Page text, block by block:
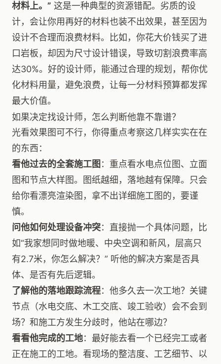
材料上。” 这是一种典型的资源错配。劣质的设
计，会让你用再好的材料也装不出效果，甚至因为
设计不合理而浪费材料。比如，你花大价钱买了进
口岩板，却因为尺寸设计错误，导致切割浪费率高
达30%。好的设计师，能通过合理的规划，帮你优
化材料用量，避免浪费，让每一分材料预算都发挥
最大价值。
如果决定找设计师，怎么判断他靠不靠谱？
光看效果图可不行，你得重点考察这几样实实在在
的东西：
看他过去的全套施工图 ：重点看水电点位图、立面
图和节点大样图。图纸越细，落地越有保障。只会
给你看漂亮渲染图，拿不出详细施工图的，要谨
慎。
问他如何处理设备冲突：直接抛一个具体问题，比
如“我家想同时做地暖、中央空调和新风，层高只
有2.7米，你怎么解决？” 听他的解决方案是否具
体、是否有先后逻辑。
了解他的落地跟踪流程：他多久去一次工地？关键
节点（水电交底、木工交底、竣工验收）会不会到
场？和施工方发生分歧时，他站在哪边？
看看他完成的工地：最好能去看一个已经完工或者
正在施工的工地。看现场的整洁度、工艺细节、以